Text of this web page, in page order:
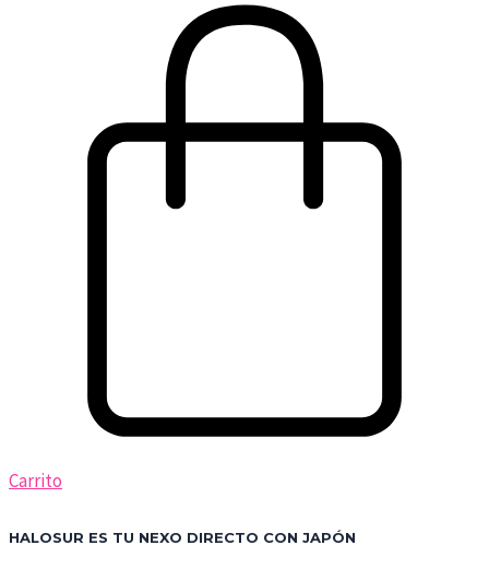
Carrito
HALOSUR ES TU NEXO DIRECTO CON JAPÓN